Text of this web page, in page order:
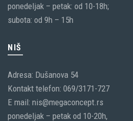
ponedeljak – petak: od 10-18h;
subota: od 9h – 15h
NIŠ
Adresa: Dušanova 54
Kontakt telefon: 069/3171-727
E mail: nis@megaconcept.rs
ponedeljak – petak od 10-20h,